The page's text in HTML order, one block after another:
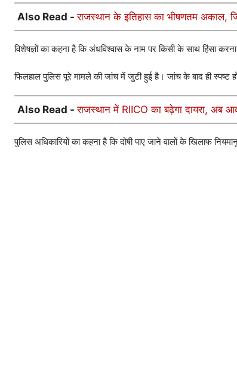
Also Read -राजस्थान के इतिहास का भीषणतम अकाल,
विशेषज्ञों का कहना है कि अंधविश्वास के नाम पर किसी के साथ हिंसा
फिलहाल पुलिस पूरे मामले की जांच में जुटी हुई है। जांच के बाद ही स्पष्ट
Also Read -राजस्थान में RIICO का बढ़ेगा दायरा, अब
पुलिस अधिकारियों का कहना है कि दोषी पाए जाने वालों के खिलाफ